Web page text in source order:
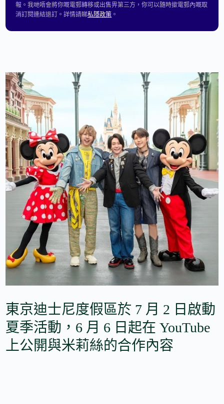
報。我哋唔會將你嘅電郵轉移或出售畀第三方，你可以隨時撳電郵內嘅取
消訂閱連結退訂。詳情請睇私隱政策 。
東京迪士尼度假區於 7 月 2 日啟動
夏季活動，6 月 6 日起在 YouTube
上公開與米莉絲的合作內容